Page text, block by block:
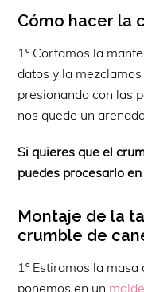
Cómo hacer la
1º Cortamos la
datos y la
presionando con las
nos quede un
Si quieres que el
puedes procesarlo
Montaje de la
crumble de
1º Estiramos la
ponemos en un